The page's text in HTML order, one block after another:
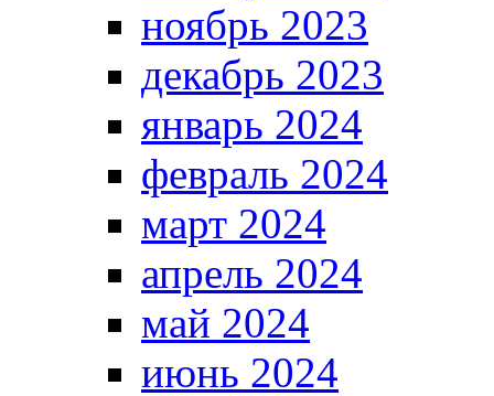
ноябрь 2023
декабрь 2023
январь 2024
февраль 2024
март 2024
апрель 2024
май 2024
июнь 2024